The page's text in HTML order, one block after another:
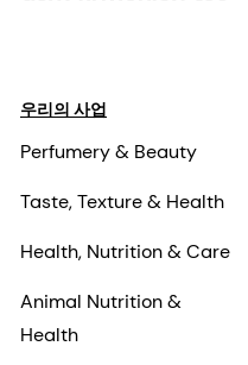
우리의 사업
Perfumery & Beauty
Taste, Texture & Health
Health, Nutrition & Care
Animal Nutrition &
Health